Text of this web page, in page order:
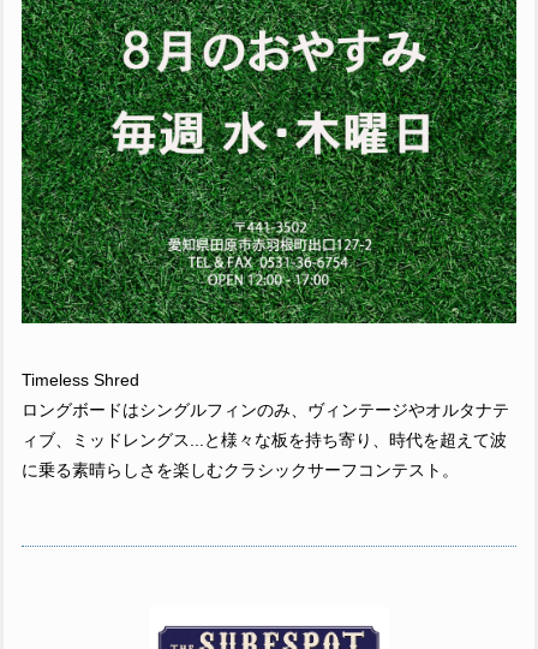
Timeless Shred
ロングボードはシングルフィンのみ、ヴィンテージやオルタナテ
ィブ、ミッドレングス...と様々な板を持ち寄り、時代を超えて波
に乗る素晴らしさを楽しむクラシックサーフコンテスト。